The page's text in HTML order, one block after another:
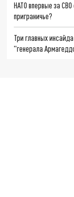
НАТО впервые за
приграничье?
Три главных
"генерала